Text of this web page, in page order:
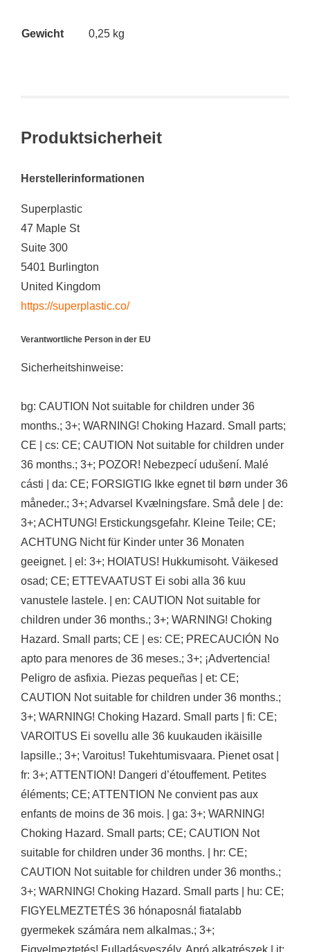
Gewicht 0,25 kg
Produktsicherheit
Herstellerinformationen
Superplastic
47 Maple St
Suite 300
5401 Burlington
United Kingdom
https://superplastic.co/
Verantwortliche Person in der EU
Sicherheitshinweise:
bg: CAUTION Not suitable for children under 36
months.; 3+; WARNING! Choking Hazard. Small parts;
CE | cs: CE; CAUTION Not suitable for children under
36 months.; 3+; POZOR! Nebezpecí udušení. Malé
cásti | da: CE; FORSIGTIG Ikke egnet til børn under 36
måneder.; 3+; Advarsel Kvælningsfare. Små dele | de:
3+; ACHTUNG! Erstickungsgefahr. Kleine Teile; CE;
ACHTUNG Nicht für Kinder unter 36 Monaten
geeignet. | el: 3+; HOIATUS! Hukkumisoht. Väikesed
osad; CE; ETTEVAATUST Ei sobi alla 36 kuu
vanustele lastele. | en: CAUTION Not suitable for
children under 36 months.; 3+; WARNING! Choking
Hazard. Small parts; CE | es: CE; PRECAUCIÓN No
apto para menores de 36 meses.; 3+; ¡Advertencia!
Peligro de asfixia. Piezas pequeñas | et: CE;
CAUTION Not suitable for children under 36 months.;
3+; WARNING! Choking Hazard. Small parts | fi: CE;
VAROITUS Ei sovellu alle 36 kuukauden ikäisille
lapsille.; 3+; Varoitus! Tukehtumisvaara. Pienet osat |
fr: 3+; ATTENTION! Dangeri d’étouffement. Petites
éléments; CE; ATTENTION Ne convient pas aux
enfants de moins de 36 mois. | ga: 3+; WARNING!
Choking Hazard. Small parts; CE; CAUTION Not
suitable for children under 36 months. | hr: CE;
CAUTION Not suitable for children under 36 months.;
3+; WARNING! Choking Hazard. Small parts | hu: CE;
FIGYELMEZTETÉS 36 hónaposnál fiatalabb
gyermekek számára nem alkalmas.; 3+;
Figyelmeztetés! Fulladásveszély. Apró alkatrészek | it: